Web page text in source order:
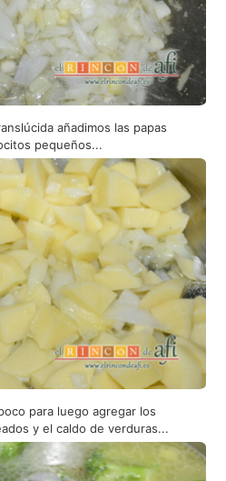
añadimos las papas
pequeños...
para luego agregar los
y el caldo de verduras...